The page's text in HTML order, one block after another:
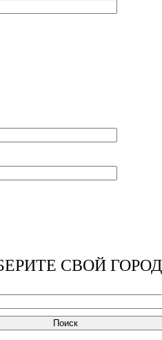
СВОЙ ГОРОД
Поиск